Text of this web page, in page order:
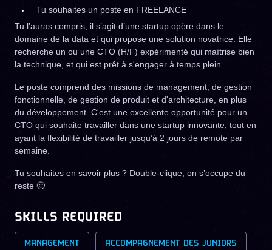
Tu souhaites un poste en FREELANCE
Tu l’auras compris, il s’agit d’une startup opère dans le
domaine de la data et qui propose une solution novatrice. Elle
recherche un ou une CTO (H/F) expérimenté qui maîtrise bien
la technique, et qui est prêt à s'engager à temps plein.
Le poste comprend des missions de management, de gestion
fonctionnelle, de gestion de produit et d'architecture, en plus
du développement. C'est une excellente opportunité pour un
CTO qui souhaite travailler dans une startup innovante, tout en
ayant la flexibilité de travailler jusqu’à 2 jours de remote par
semaine.
Tu souhaites en savoir plus ? Double-clique, on s’occupe du
reste 🙂
SKILLS REQUIRED
MANAGEMENT ACCOMPAGNEMENT DES JUNIORS